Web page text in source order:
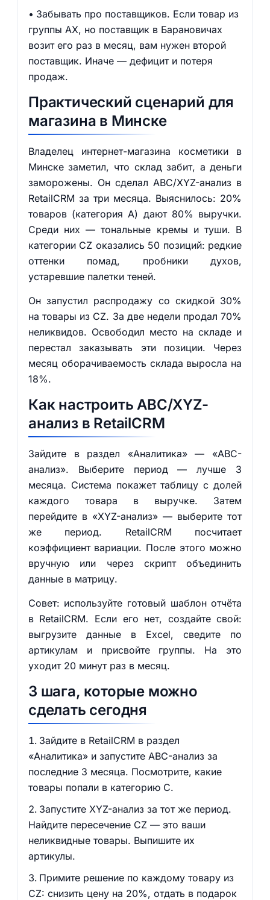
Забывать про поставщиков. Если товар из
группы AX, но поставщик в Барановичах
возит его раз в месяц, вам нужен второй
поставщик. Иначе — дефицит и потеря
продаж.
Практический сценарий для
магазина в Минске
Владелец интернет-магазина косметики в
Минске заметил, что склад забит, а деньги
заморожены. Он сделал ABC/XYZ-анализ в
RetailCRM за три месяца. Выяснилось: 20%
товаров (категория A) дают 80% выручки.
Среди них — тональные кремы и туши. В
категории CZ оказались 50 позиций: редкие
оттенки помад, пробники духов,
устаревшие палетки теней.
Он запустил распродажу со скидкой 30%
на товары из CZ. За две недели продал 70%
неликвидов. Освободил место на складе и
перестал заказывать эти позиции. Через
месяц оборачиваемость склада выросла на
18%.
Как настроить ABC/XYZ-
анализ в RetailCRM
Зайдите в раздел «Аналитика» — «ABC-
анализ». Выберите период — лучше 3
месяца. Система покажет таблицу с долей
каждого товара в выручке. Затем
перейдите в «XYZ-анализ» — выберите тот
же период. RetailCRM посчитает
коэффициент вариации. После этого можно
вручную или через скрипт объединить
данные в матрицу.
Совет: используйте готовый шаблон отчёта
в RetailCRM. Если его нет, создайте свой:
выгрузите данные в Excel, сведите по
артикулам и присвойте группы. На это
уходит 20 минут раз в месяц.
3 шага, которые можно
сделать сегодня
Зайдите в RetailCRM в раздел
«Аналитика» и запустите ABC-анализ за
последние 3 месяца. Посмотрите, какие
товары попали в категорию C.
Запустите XYZ-анализ за тот же период.
Найдите пересечение CZ — это ваши
неликвидные товары. Выпишите их
артикулы.
Примите решение по каждому товару из
CZ: снизить цену на 20%, отдать в подарок